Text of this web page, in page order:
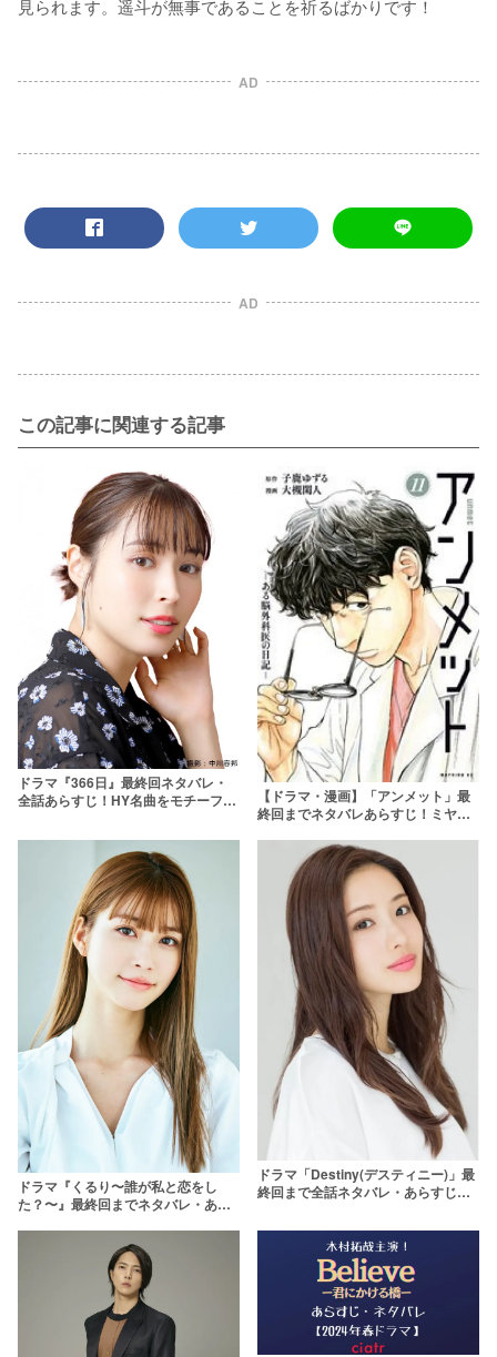
見られます。遥斗が無事であることを祈るばかりです！
AD
AD
この記事に関連する記事
ドラマ『366日』最終回ネタバレ・
全話あらすじ！HY名曲をモチーフに
【ドラマ・漫画】「アンメット」最
終回までネタバレあらすじ！ミヤビ
ドラマ『くるり〜誰が私と恋をし
た？〜』最終回までネタバレ・あら
ドラマ「Destiny(デスティニー)」最
終回まで全話ネタバレ・あらすじ更